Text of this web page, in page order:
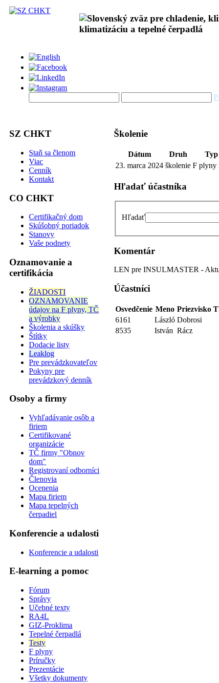
SZ CHKT
Staň sa členom
Viac
Cenník
Kontakt
CO CHKT
Certifikačný dom
Skúšobný poriadok
Stanovy
Vaše podnety
Oznamovanie a
certifikácia
ŽIADOSTI
OZNAMOVANIE
údajov na F plyny, TČ
a výrobky
Školenia a skúšky
Štítky
Dodacie listy
Leaklog
Pre prevádzkovateľov
Pokyny pre
prevádzkový denník
Osoby a firmy
Vyhľadávanie osôb a
firiem
Certifikované
organizácie
TČ firmy "Obnov
dom"
Registrovaní odborníci
Členovia
Ocenenia
Mapa firiem
Mapa tepelných
čerpadiel
Konferencie a udalosti
Konferencie a udalosti
E-learning a pomoc
Fórum
Správy
Učebné texty
RA4L
GIZ-Proklima
Tepelné čerpadlá
Testy
F plyny
Príručky
Prezentácie
Všetky dokumenty
Školenie
Dátum Druh
Typ
23. marca 2024 školenie F plyny
Hľadať účastníka
Hľadať
Komentár
LEN pre INSULMASTER -
Účastníci
Osvedčenie Meno Priezvisko
6161
László Dobrosi
8535
István Rácz